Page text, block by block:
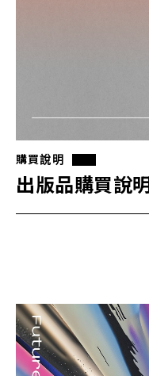
購買說明
出版品購買說明